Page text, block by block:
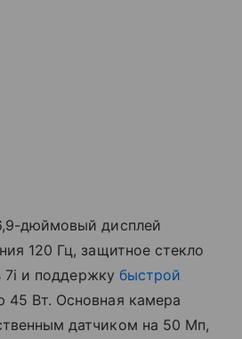
дюймовый дисплей
120 Гц, защитное стекло
7i и поддержку быстрой
Вт. Основная камера
датчиком на 50 Мп,